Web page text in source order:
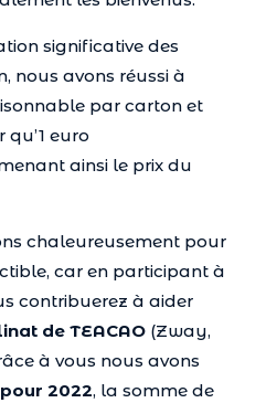
significative des
nous avons réussi à
par carton et
euro
ainsi le prix du
chaleureusement pour
car en participant à
contribuerez à aider
de TEACAO(Zway,
à vous nous avons
pour 2022, la somme de